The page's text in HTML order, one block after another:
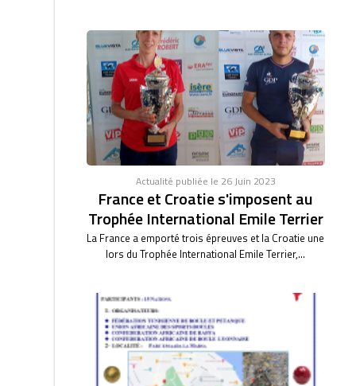
Actualité publiée le 26 Juin 2023
France et Croatie s'imposent au
Trophée International Emile Terrier
La France a emporté trois épreuves et la Croatie une
lors du Trophée International Emile Terrier,...